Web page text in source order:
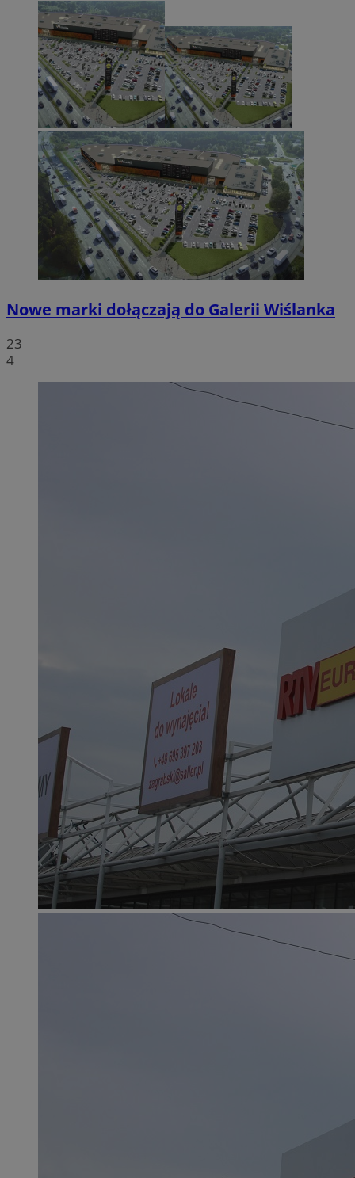
Nowe marki dołączają do Galerii Wiślanka
23
4